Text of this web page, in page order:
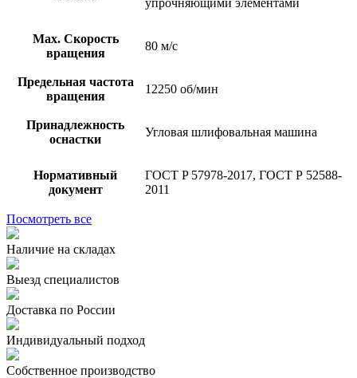
Мах. Скорость
вращения
80 м/с
Предельная частота
вращения
12250 об/мин
Принадлежность
оснастки
Угловая шлифовальная машина
Нормативный
документ
ГОСТ P 57978-2017, ГОСТ Р 52588-
2011
Посмотреть все
Наличие на складах
Выезд специалистов
Доставка по России
Индивидуальный подход
Собственное производство